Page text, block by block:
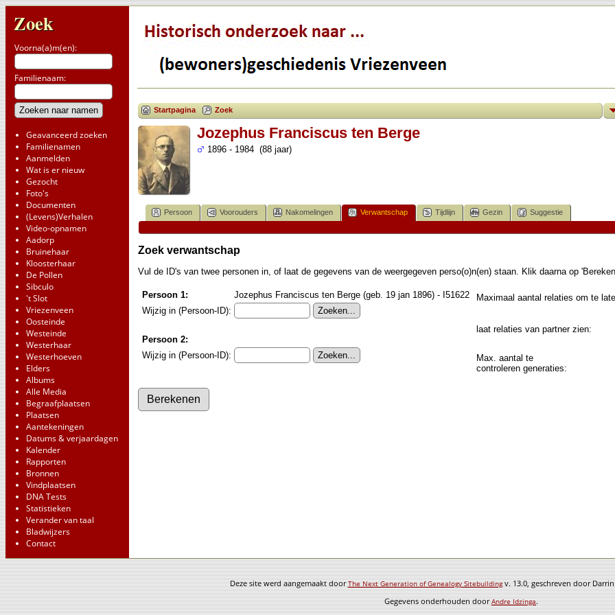
Zoek
Voorna(a)m(en):
Familienaam:
Geavanceerd zoeken
Familienamen
Aanmelden
Wat is er nieuw
Gezocht
Foto's
Documenten
(Levens)Verhalen
Video-opnamen
Aadorp
Bruinehaar
Kloosterhaar
De Pollen
Sibculo
't Slot
Vriezenveen
Oosteinde
Westeinde
Westerhaar
Westerhoeven
Elders
Albums
Alle Media
Begraafplaatsen
Plaatsen
Aantekeningen
Datums & verjaardagen
Kalender
Rapporten
Bronnen
Vindplaatsen
DNA Tests
Statistieken
Verander van taal
Bladwijzers
Contact
Startpagina Zoek
Jozephus Franciscus ten Berge
1896 - 1984 (88 jaar)
Persoon Voorouders Nakomelingen Verwantschap Tijdlijn Gezin Suggestie
Zoek verwantschap
Vul de ID's van twee personen in, of laat de gegevens van de weergegeven perso(o)n(en) staan. Klik daarna op
Persoon 1:
Jozephus Franciscus ten Berge (geb. 19 jan 1896) - I51622
Wijzig in (Persoon-ID):
Persoon 2:
Wijzig in (Persoon-ID):
Maximaal aantal relaties om te
laat relaties van partner zien:
Max. aantal te
controleren generaties:
Deze site werd aangemaakt doorThe Next Generation of Genealogy Sitebuildingv. 13.0, geschreven door
Gegevens onderhouden doorAndre Idzinga.